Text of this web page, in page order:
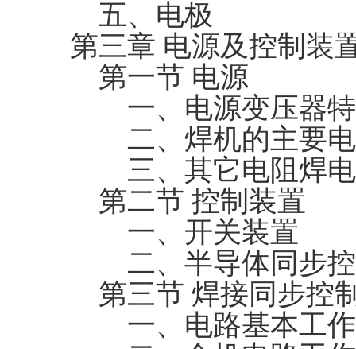
五、电极
第三章 电源及控制装
第一节 电源
一、电源变压器特
二、焊机的主要电
三、其它电阻焊
第二节 控制装置
一、开关装置
二、半导体同步控
第三节 焊接同步控
一、电路基本工作